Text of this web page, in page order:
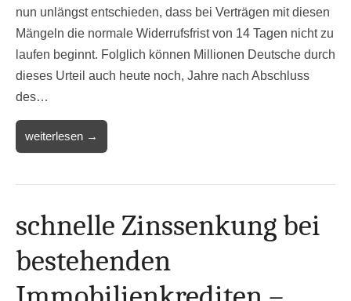
nun unlängst entschieden, dass bei Verträgen mit diesen
Mängeln die normale Widerrufsfrist von 14 Tagen nicht zu
laufen beginnt. Folglich können Millionen Deutsche durch
dieses Urteil auch heute noch, Jahre nach Abschluss
des…
weiterlesen →
schnelle Zinssenkung bei
bestehenden